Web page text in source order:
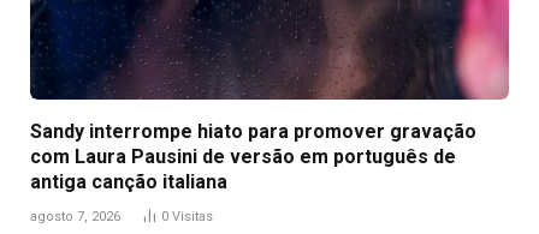
Sandy interrompe hiato para promover gravação
com Laura Pausini de versão em português de
antiga canção italiana
agosto 7, 2026 0 Visitas